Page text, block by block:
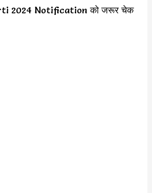
2024 Notification को जरूर चेक